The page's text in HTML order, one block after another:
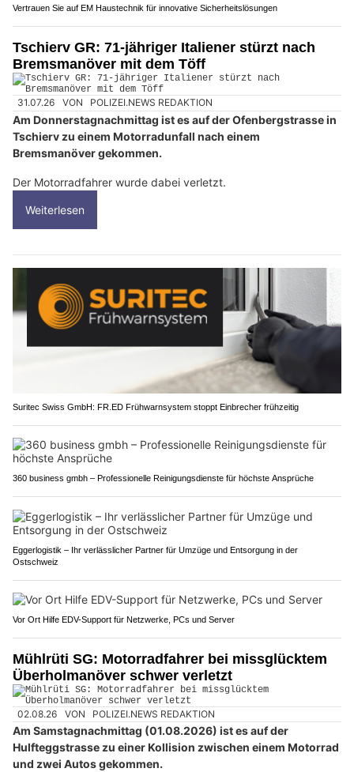
Vertrauen Sie auf EM Haustechnik für innovative Sicherheitslösungen
Tschierv GR: 71-jähriger Italiener stürzt nach
Bremsmanöver mit dem Töff
31.07.26 VON POLIZEI.NEWS REDAKTION
Am Donnerstagnachmittag ist es auf der Ofenbergstrasse in
Tschierv zu einem Motorradunfall nach einem
Bremsmanöver gekommen.
Der Motorradfahrer wurde dabei verletzt.
Weiterlesen
Suritec Swiss GmbH: FR.ED Frühwarnsystem stoppt Einbrecher frühzeitig
360 business gmbh – Professionelle Reinigungsdienste für höchste Ansprüche
Eggerlogistik – Ihr verlässlicher Partner für Umzüge und Entsorgung in der
Ostschweiz
Vor Ort Hilfe EDV-Support für Netzwerke, PCs und Server
Mühlrüti SG: Motorradfahrer bei missglücktem
Überholmanöver schwer verletzt
02.08.26 VON POLIZEI.NEWS REDAKTION
Am Samstagnachmittag (01.08.2026) ist es auf der
Hulfteggstrasse zu einer Kollision zwischen einem Motorrad
und zwei Autos gekommen.